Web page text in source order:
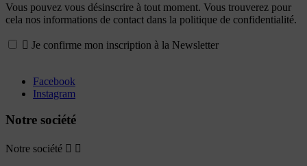
Vous pouvez vous désinscrire à tout moment. Vous trouverez pour
cela nos informations de contact dans la politique de confidentialité.
 Je confirme mon inscription à la Newsletter
Facebook
Instagram
Notre société
Notre société  